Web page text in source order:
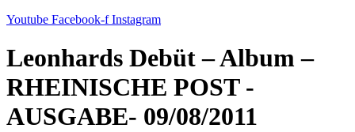
Youtube Facebook-f Instagram
Leonhards Debüt – Album –
RHEINISCHE POST -
AUSGABE- 09/08/2011